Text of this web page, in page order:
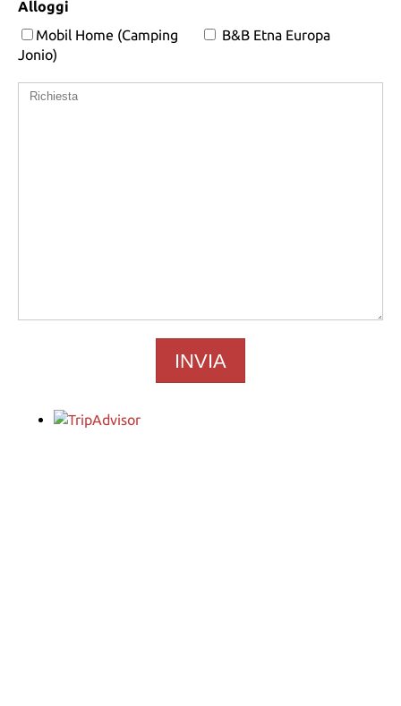
Alloggi
Mobil Home (Camping
Jonio)
B&B Etna Europa